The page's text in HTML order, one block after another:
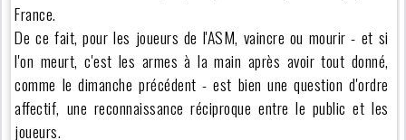
France.
De ce fait, pour les joueurs de l'ASM, vaincre ou mourir - et si
l'on meurt, c'est les armes à la main après avoir tout donné,
comme le dimanche précédent - est bien une question d'ordre
affectif, une reconnaissance réciproque entre le public et les
joueurs.